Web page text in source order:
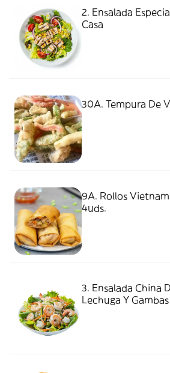
2. Ensalada
Casa
30A. Tempura De
9A. Rollos
4uds.
3. Ensalada China
Lechuga Y Gambas